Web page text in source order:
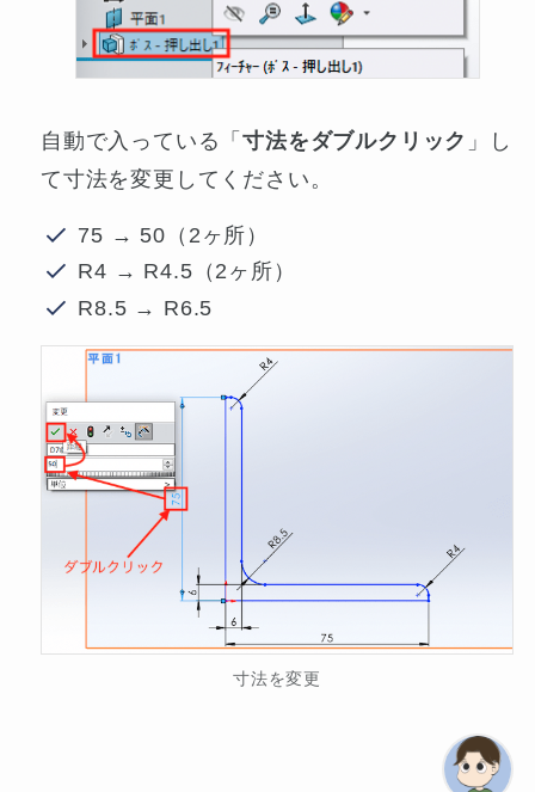
自動で入っている「寸法をダブルクリック 」し
て寸法を変更してください。
75 → 50（2ヶ所）
R4 → R4.5（2ヶ所）
R8.5 → R6.5
寸法を変更